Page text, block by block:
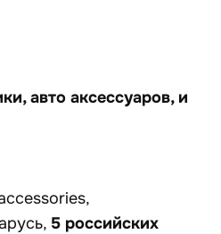
авто аксессуаров, и
5 российских